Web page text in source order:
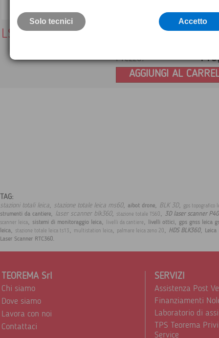
LS25 Bastone per squadro
Prezzo:
AGGIUNGI AL
TAG:
stazioni totali leica, stazione totale leica ms60, aibot drone, BLK 3D, gps topografico
strumenti da cantiere, laser scanner blk360, stazione totale TS60, 3D laser scanner P40
scanner leica, sistemi di monitoraggio leica, livelli da cantiere, livelli ottici, gps gnss leica
leica, stazione totale leica ts13, multistation leica, palmare leica zeno 20, HDS BLK360,
Leica
Laser Scanner RTC360.
TEOREMA Srl
Chi siamo
Dove siamo
Lavora con noi
Contattaci
SERVIZI
Assistenza Post
Finanziamenti
Laboratorio di
TPS Teorema
Service
Solo tecnici Accetto